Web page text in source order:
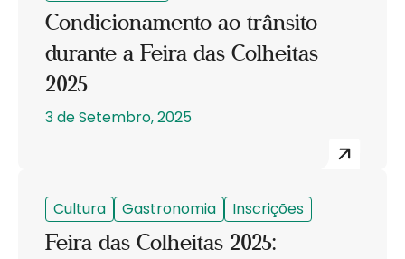
Condicionamento ao trânsito
durante a Feira das Colheitas
2025
3 de Setembro, 2025
Cultura Gastronomia Inscrições
Feira das Colheitas 2025: